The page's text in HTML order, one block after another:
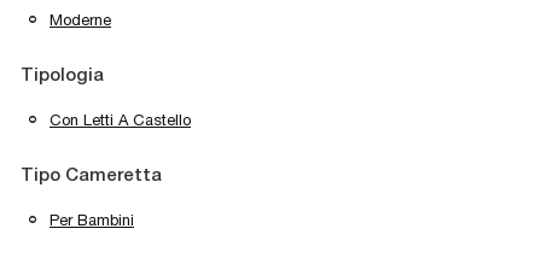
Moderne
Tipologia
Con Letti A Castello
Tipo Cameretta
Per Bambini